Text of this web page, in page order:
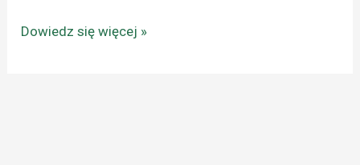
Dowiedz się więcej »